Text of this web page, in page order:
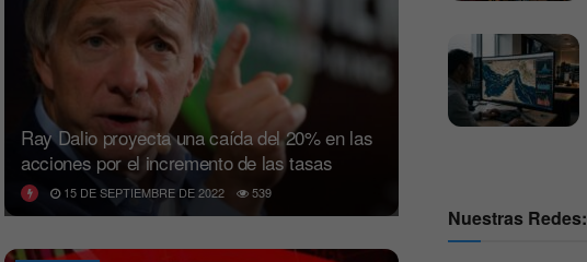
Ray Dalio proyecta una caída del 20% en las
acciones por el incremento de las tasas
15 DE SEPTIEMBRE DE 2022 539
Nuestras Redes: